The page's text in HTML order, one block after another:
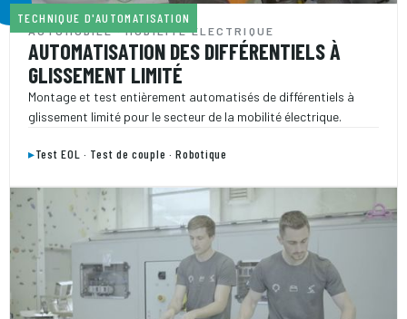
TECHNIQUE D'AUTOMATISATION
AUTOMOBILE · MOBILITÉ ÉLECTRIQUE
AUTOMATISATION DES DIFFÉRENTIELS À
GLISSEMENT LIMITÉ
Montage et test entièrement automatisés de différentiels à
glissement limité pour le secteur de la mobilité électrique.
▸Test EOL · Test de couple · Robotique